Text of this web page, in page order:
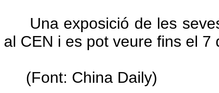
Una exposició de les
al CEN i es pot veure fins el 7
(Font: China Daily)